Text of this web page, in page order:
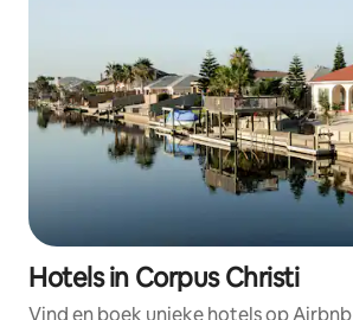
Hotels in Corpus Christi
Vind en boek unieke hotels op Airbnb